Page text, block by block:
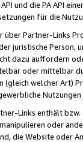
und die PA API
für die
Partner-Links
juristische
dazu auffordern
oder mittelbar
welcher Art)
Links enthält
oder
die Website oder